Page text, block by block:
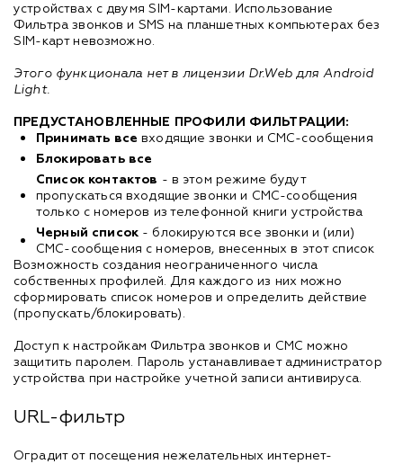
устройствах с двумя SIM-картами. Использование
Фильтра звонков и SMS на планшетных компьютерах без
SIM-карт невозможно.
Этого функционала нет в лицензии Dr.Web для Android
Light.
ПРЕДУСТАНОВЛЕННЫЕ ПРОФИЛИ ФИЛЬТРАЦИИ:
Принимать все входящие звонки и СМС-сообщения
Блокировать все
Список контактов - в этом режиме будут
пропускаться входящие звонки и СМС-сообщения
только с номеров из телефонной книги устройства
Черный список- блокируются все звонки и (или)
СМС-сообщения с номеров, внесенных в этот список
Возможность создания неограниченного числа
собственных профилей. Для каждого из них можно
сформировать список номеров и определить действие
(пропускать/блокировать).
Доступ к настройкам Фильтра звонков и СМС можно
защитить паролем. Пароль устанавливает администратор
устройства при настройке учетной записи антивируса.
URL-фильтр
Оградит от посещения нежелательных интернет-